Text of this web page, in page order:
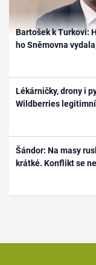
Bartošek k Turkovi:
ho Sněmovna
Lékárničky, drony i
Wildberries
Šándor: Na masy
krátké. Konflikt se